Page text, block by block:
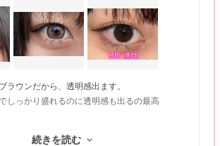
ラウンだから、透明感出ます。
しっかり盛れるのに透明感も出るの最高
続きを読む